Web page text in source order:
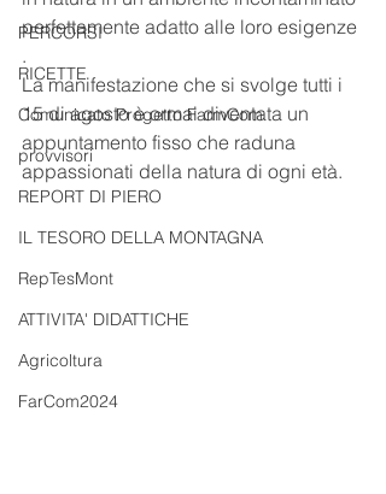
PERCORSI
RICETTE
Comunicato Progetto FarmCom
provvisori
REPORT DI PIERO
IL TESORO DELLA MONTAGNA
RepTesMont
ATTIVITA' DIDATTICHE
Agricoltura
FarCom2024
perfettamente adatto alle loro esigenze
.
La manifestazione che si svolge tutti i
15 di agosto è ormai diventata un
appuntamento fisso che raduna
appassionati della natura di ogni età.